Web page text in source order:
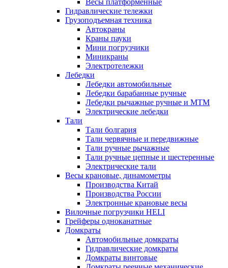
Весы платформенные
Гидравлические тележки
Грузоподъемная техника
Автокраны
Краны пауки
Мини погрузчики
Миникраны
Электротележки
Лебедки
Лебедки автомобильные
Лебедки барабанные ручные
Лебедки рычажные ручные и МТМ
Электрические лебедки
Тали
Тали болгария
Тали червячные и передвижные
Тали ручные рычажные
Тали ручные цепные и шестеренные
Электрические тали
Весы крановые, динамометры
Производства Китай
Производства России
Электронные крановые весы
Вилочные погрузчики HELI
Грейферы одноканатные
Домкраты
Автомобильные домкраты
Гидравлические домкраты
Домкраты винтовые